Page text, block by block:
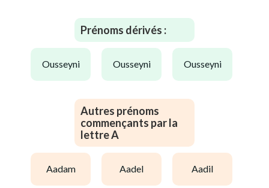
Prénoms dérivés :
ousseyni ousseyni ousseyni
Autres prénoms
commençants par la
lettre A
aadam aadel aadil